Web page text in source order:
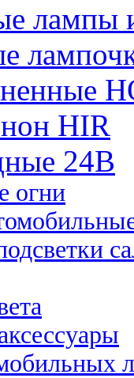
лампы
HIR
24B
огни